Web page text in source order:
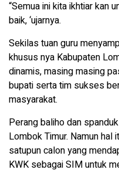
“Semua ini kita ikhtiar kan
baik, ‘ujarnya.
Sekilas tuan guru
khusus nya Kabupaten
dinamis, masing masing
bupati serta tim sukses
masyarakat.
Perang baliho dan
Lombok Timur. Namun hal
satupun calon yang
KWK sebagai SIM untuk